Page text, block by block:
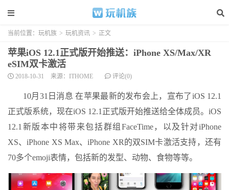
当前位置： 玩机族 > 玩机资讯 > 正文
苹果iOS 12.1正式版开始推送：iPhone XS/Max/XR
eSIM双卡激活
2018-10-31 来源：ITHOME 评论(0)
10月31日消息 在苹果最新的发布会上，宣布了iOS 12.1
正式版系统，现在iOS 12.1正式版开始推送给全体成员。iOS
12.1新版本中将带来包括群组FaceTime，以及针对iPhone
XS、iPhone XS Max、iPhone XR的双SIM卡激活支持，还有
70多个emoji表情，包括新的发型、动物、食物等等。